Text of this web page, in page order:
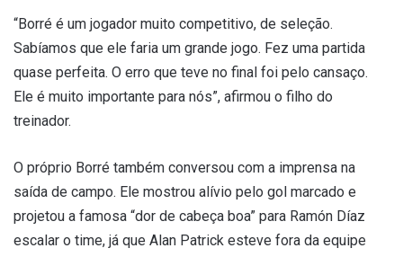
“Borré é um jogador muito competitivo, de seleção.
Sabíamos que ele faria um grande jogo. Fez uma partida
quase perfeita. O erro que teve no final foi pelo cansaço.
Ele é muito importante para nós”, afirmou o filho do
treinador.
O próprio Borré também conversou com a imprensa na
saída de campo. Ele mostrou alívio pelo gol marcado e
projetou a famosa “dor de cabeça boa” para Ramón Díaz
escalar o time, já que Alan Patrick esteve fora da equipe